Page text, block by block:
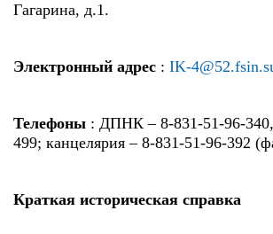
Гагарина, д.1.
Электронный адрес : IK-
Телефоны : ДПНК – 8-831-51-96-
499; канцелярия – 8-831-51-96-392
Краткая историческая справка